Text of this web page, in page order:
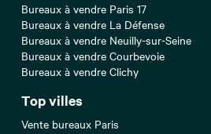
Bureaux à vendre Paris 17
Bureaux à vendre La Défense
Bureaux à vendre Neuilly-sur-Seine
Bureaux à vendre Courbevoie
Bureaux à vendre Clichy
Top villes
Vente bureaux Paris